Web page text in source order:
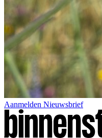
Aanmelden Nieuwsbrief